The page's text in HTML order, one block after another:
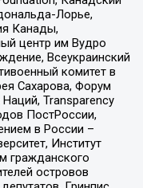
Лорье,
Канады,
центр им Вудро
Всеукраинский
комитет в
Сахарова, Форум
Transparеncy
ПостРоссии,
в России –
Институт
гражданского
островов